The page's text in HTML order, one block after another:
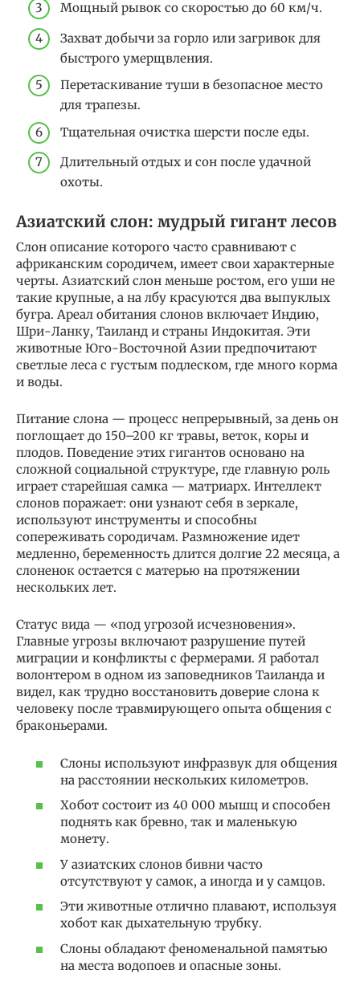
Мощный рывок со скоростью до 60 км/ч.
Захват добычи за горло или загривок для
быстрого умерщвления.
Перетаскивание туши в безопасное место
для трапезы.
Тщательная очистка шерсти после еды.
Длительный отдых и сон после удачной
охоты.
Азиатский слон: мудрый гигант лесов
Слон описание которого часто сравнивают с
африканским сородичем, имеет свои характерные
черты. Азиатский слон меньше ростом, его уши не
такие крупные, а на лбу красуются два выпуклых
бугра. Ареал обитания слонов включает Индию,
Шри-Ланку, Таиланд и страны Индокитая. Эти
животные Юго-Восточной Азии предпочитают
светлые леса с густым подлеском, где много корма
и воды.
Питание слона — процесс непрерывный, за день он
поглощает до 150–200 кг травы, веток, коры и
плодов. Поведение этих гигантов основано на
сложной социальной структуре, где главную роль
играет старейшая самка — матриарх. Интеллект
слонов поражает: они узнают себя в зеркале,
используют инструменты и способны
сопереживать сородичам. Размножение идет
медленно, беременность длится долгие 22 месяца, а
слоненок остается с матерью на протяжении
нескольких лет.
Статус вида — «под угрозой исчезновения».
Главные угрозы включают разрушение путей
миграции и конфликты с фермерами. Я работал
волонтером в одном из заповедников Таиланда и
видел, как трудно восстановить доверие слона к
человеку после травмирующего опыта общения с
браконьерами.
Слоны используют инфразвук для общения
на расстоянии нескольких километров.
Хобот состоит из 40 000 мышц и способен
поднять как бревно, так и маленькую
монету.
У азиатских слонов бивни часто
отсутствуют у самок, а иногда и у самцов.
Эти животные отлично плавают, используя
хобот как дыхательную трубку.
Слоны обладают феноменальной памятью
на места водопоев и опасные зоны.